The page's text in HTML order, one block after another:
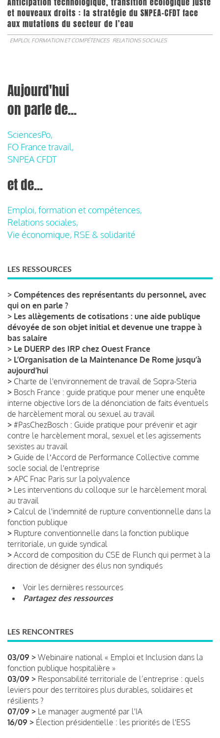
et nouveaux droits : la stratégie du SNPEA-CFDT face
aux mutations du secteur de l’eau
EMPLOI, FORMATION ET COMPÉTENCES RELATIONS SOCIALES
Aujourd'hui
on parle de...
SciencesPo,
FO France travail,
SNPEA CFDT
et de...
Emploi, formation et compétences,
Relations sociales,
Vie économique, RSE & solidarité
LES RESSOURCES
> Compétences des représentants du personnel, avec
qui on en parle ?
> Les allègements de cotisations : une aide publique
dévoyée de son objet initial et devenue une trappe à
bas salaire
> Le DUERP des IRP chez Ouest France
> L’Organisation de la Maintenance De Rome jusqu’à
aujourd’hui
> Charte de l'environnement de travail de Sopra-Steria
> Bosch France : guide pratique pour mener une enquête
interne objective lors de la dénonciation de faits éventuels
de harcèlement moral ou sexuel au travail
> #PasChezBosch : Guide pratique pour prévenir et agir
contre le harcèlement moral, sexuel et les agissements
sexistes au travail
> Guide de lʼAccord de Performance Collective comme
socle social de l'entreprise
> APC Fnac Paris sur la polyvalence
> Les interventions du colloque sur le harcèlement moral
au travail
> Calcul de l'indemnité de rupture conventionnelle dans la
fonction publique
> Rupture conventionnelle dans la fonction publique
territoriale, un guide syndical
> Accord de composition du CSE de Flunch qui permet à la
direction de désigner des élus non syndiqués
Voir les dernières ressources
Partagez des ressources
LES RENCONTRES
03/09 > Webinaire national « Emploi et Inclusion dans la
fonction publique hospitalière »
03/09 > Responsabilité territoriale de l’entreprise : quels
leviers pour des territoires plus durables, solidaires et
résilients ?
07/09 > Le manager augmenté par l'IA
16/09 > Élection présidentielle : les priorités de l'ESS